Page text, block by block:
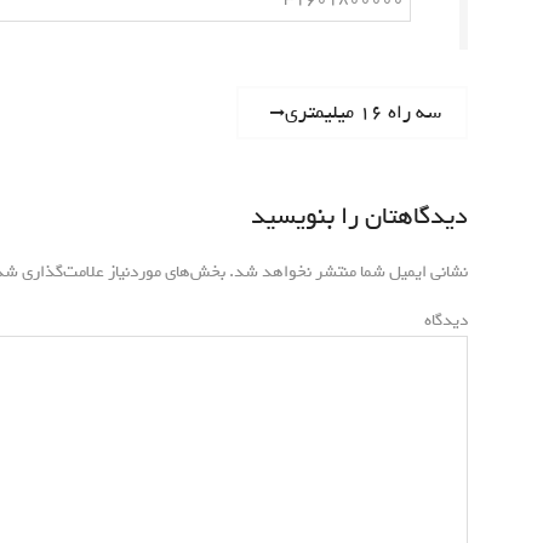
راهبری
Next
سه راه 16 میلیمتری
دیدگاهتان را بنویسید
نشانی ایمیل شما منتشر نخواهد شد.بخش‌های موردنیاز علامت‌گذاری
دیدگاه